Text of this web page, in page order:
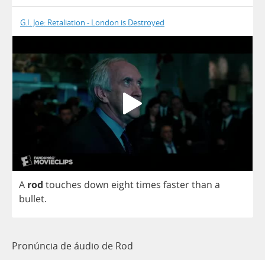
G.I. Joe: Retaliation - London is Destroyed
A rod touches down eighttimes fasterthan a
bullet.
Pronúncia de áudio de Rod